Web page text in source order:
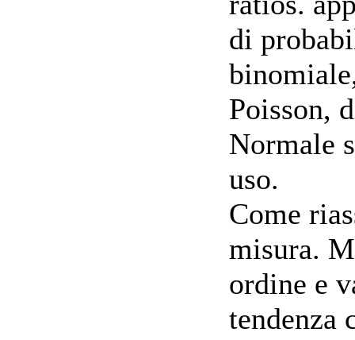
di
Poisson,
Normale
uso.
Come
misura.
ordine e
tendenza